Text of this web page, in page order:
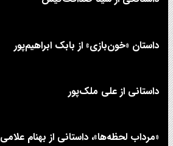
داستان «خون‌بازی» از بابک ابراهیم‌پور
داستانی از علی‌ ملک‌پور
«مرداب لحظه‌ها»، داستانی از بهنام علامی